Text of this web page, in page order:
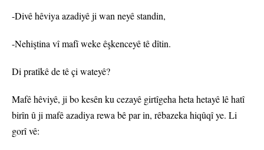
-Divê hêviya azadiyê ji wan neyê standin,
-Nehiştina vî mafî weke êşkenceyê tê dîtin.
Di pratîkê de tê çi wateyê?
Mafê hêviyê, ji bo kesên ku cezayê girtîgeha heta hetayê lê hatî
birîn û ji mafê azadiya rewa bê par in, rêbazeka hiqûqî ye. Li
gorî vê: